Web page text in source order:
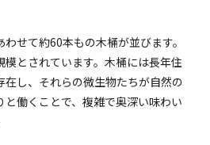
せて約60本もの木桶が並びます。
模とされています。木桶には長年住
し、それらの微生物たちが自然の
働くことで、複雑で奥深い味わい